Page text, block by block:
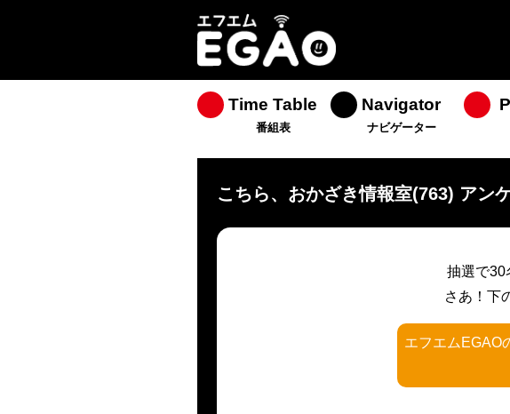
Time Table
番組表
Navigator
ナビゲーター
こちら、おかざき情報室(763) アン
抽選で30
さあ！下
エフエムEGAO